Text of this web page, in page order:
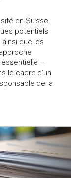
en Suisse.
potentiels
ainsi que les
–
le cadre d’un
de la